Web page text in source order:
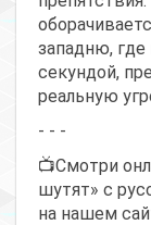
западню,
секундой,
реальную
- - -
📺Смотри
шутят» с
на нашем